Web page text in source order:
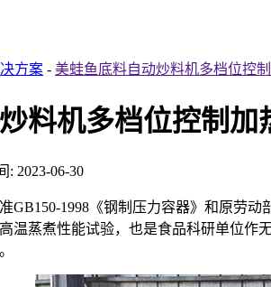
方案 - 美蛙鱼底料自动炒料机多档位控
料机多档位控制
: 2023-06-30
1998《钢制压力容器》和原劳动
温蒸煮性能试验，也是食品科研单位作